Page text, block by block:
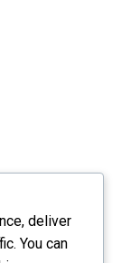
deliver
You can